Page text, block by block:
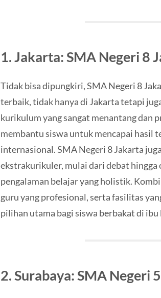
1. Jakarta: SMA Negeri 8
Tidak bisa dipungkiri, SMA Negeri 8
terbaik, tidak hanya di Jakarta tetapi
kurikulum yang sangat menantang dan
membantu siswa untuk mencapai hasil
internasional. SMA Negeri 8 Jakarta
ekstrakurikuler, mulai dari debat hingga
pengalaman belajar yang holistik.
guru yang profesional, serta fasilitas
pilihan utama bagi siswa berbakat di ibu
2. Surabaya: SMA Negeri